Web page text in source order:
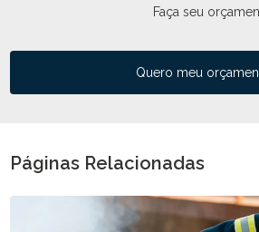
Faça seu
Quero meu
Páginas Relacionadas